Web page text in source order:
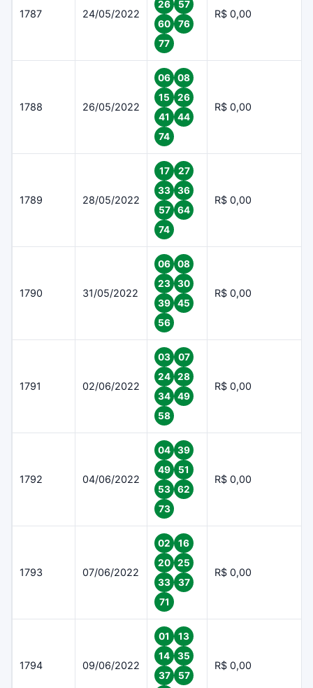
1787 24/05/2022
26
57
60
76
77
R$ 0,00
1788 26/05/2022
06
08
15
26
41
44
74
R$ 0,00
1789 28/05/2022
17
27
33
36
57
64
74
R$ 0,00
1790 31/05/2022
06
08
23
30
39
45
56
R$ 0,00
1791 02/06/2022
03
07
24
28
34
49
58
R$ 0,00
1792 04/06/2022
04
39
49
51
53
62
73
R$ 0,00
1793 07/06/2022
02
16
20
25
33
37
71
R$ 0,00
1794 09/06/2022
01
13
14
35
37
57
R$ 0,00